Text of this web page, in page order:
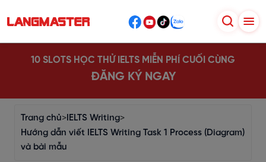
10 SLOTS HỌC THỬ IELTS MIỄN PHÍ CUỐI CÙNG
ĐĂNG KÝ NGAY
Trang chủ> IELTS Writing>
Hướng dẫn viết IELTS Writing Task 1 Process (Diagram)
và bài mẫu